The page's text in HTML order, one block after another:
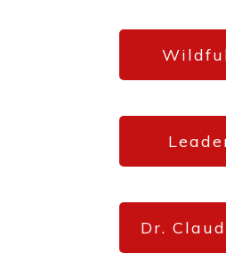
Dr.